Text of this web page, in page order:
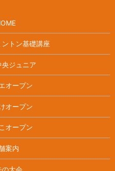
トン基礎講座
ジュニア
オープン
オープン
オープン
案内
の大会